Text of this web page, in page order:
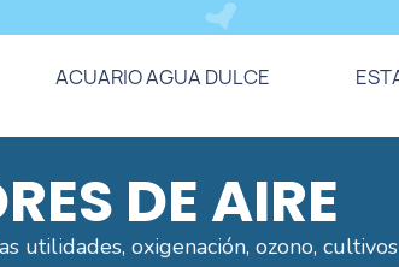
ACUARIO AGUA DULCE
DE AIRE
utilidades, oxigenación, ozono,